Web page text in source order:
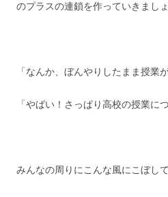
のプラスの連鎖を作っていきましょ
「なんか、ぼんやりしたまま授業
「やばい！さっぱり高校の授業に
みんなの周りにこんな風にこぼし